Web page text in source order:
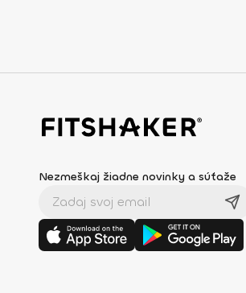
Nezmeškaj žiadne novinky a súťaže